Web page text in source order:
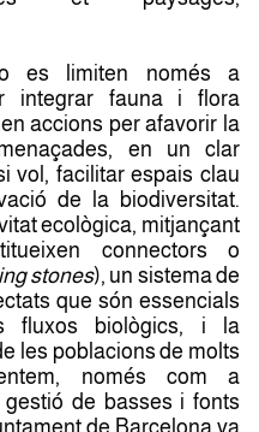
es limiten només a
integrar fauna i flora
accions per afavorir la
en un clar
vol, facilitar espais clau
de la biodiversitat.
ecològica, mitjançant
connectors o
stones), un sistema de
que són essencials
fluxos biològics, i la
les poblacions de molts
només com a
de basses i fonts